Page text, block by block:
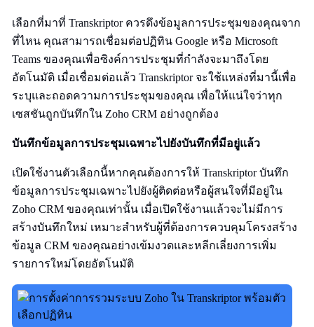
เลือกที่มาที่ Transkriptor ควรดึงข้อมูลการประชุมของคุณจาก
ที่ไหน คุณสามารถเชื่อมต่อปฏิทิน Google หรือ Microsoft
Teams ของคุณเพื่อซิงค์การประชุมที่กำลังจะมาถึงโดย
อัตโนมัติ เมื่อเชื่อมต่อแล้ว Transkriptor จะใช้แหล่งที่มานี้เพื่อ
ระบุและถอดความการประชุมของคุณ เพื่อให้แน่ใจว่าทุก
เซสชันถูกบันทึกใน Zoho CRM อย่างถูกต้อง
บันทึกข้อมูลการประชุมเฉพาะไปยังบันทึกที่มีอยู่แล้ว
เปิดใช้งานตัวเลือกนี้หากคุณต้องการให้ Transkriptor บันทึก
ข้อมูลการประชุมเฉพาะไปยังผู้ติดต่อหรือผู้สนใจที่มีอยู่ใน
Zoho CRM ของคุณเท่านั้น เมื่อเปิดใช้งานแล้วจะไม่มีการ
สร้างบันทึกใหม่ เหมาะสำหรับผู้ที่ต้องการควบคุมโครงสร้าง
ข้อมูล CRM ของคุณอย่างเข้มงวดและหลีกเลี่ยงการเพิ่ม
รายการใหม่โดยอัตโนมัติ